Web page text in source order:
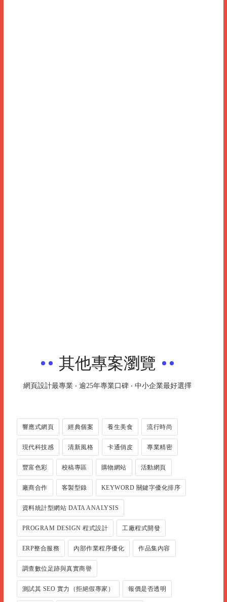
其他專案瀏覽
網頁設計最專業 ‧ 逾25年專業口碑 ‧ 中小企業最好選擇
響應式網頁 經典個案 養生美食 流行時尚
現代科技感 清新風格 卡通俏皮 專業精密
豐富色彩 校稿專區 購物網站 活動網頁
廠商合作 客製型錄 KEYWORD 關鍵字優化排序
資料統計型網站 DATA ANALYSIS
PROGRAM DESIGN 程式設計 工廠程式開發
ERP整合服務 內部作業程序優化 作品集內容
調查數位足跡與真實商譽
測試其 SEO 實力（拒絕假專家） 報價是否透明